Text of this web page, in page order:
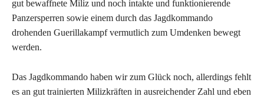
gut bewaffnete Miliz und noch intakte und funktionierende
Panzersperren sowie einem durch das Jagdkommando
drohenden Guerillakampf vermutlich zum Umdenken bewegt
werden.
Das Jagdkommando haben wir zum Glück noch, allerdings fehlt
es an gut trainierten Milizkräften in ausreichender Zahl und eben